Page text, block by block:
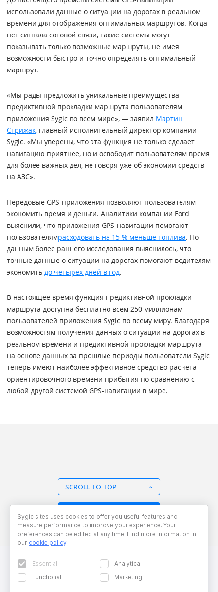
использовали данные о ситуации на дорогах в реальном
времени для отображения оптимальных маршрутов. Когда
нет сигнала сотовой связи, такие системы могут
показывать только возможные маршруты, не имея
возможности быстро и точно определять оптимальный
маршрут.
«Мы рады предложить уникальные преимущества
предиктивной прокладки маршрута пользователям
приложения Sygic во всем мире», — заявил Мартин
Стрижак, главный исполнительный директор компании
Sygic. «Мы уверены, что эта функция не только сделает
навигацию приятнее, но и освободит пользователям время
для более важных дел, не говоря уже об экономии средств
на АЗС».
Передовые GPS-приложения позволяют пользователям
экономить время и деньги. Аналитики компании Ford
выяснили, что приложения GPS-навигации помогают
пользователямрасходовать на 15 % меньше топлива. По
данным более раннего исследования выяснилось, что
точные данные о ситуации на дорогах помогают водителям
экономить до четырех дней в год.
В настоящее время функция предиктивной прокладки
маршрута доступна бесплатно всем 250 миллионам
пользователей приложения Sygic по всему миру. Благодаря
возможностям получения данных о ситуации на дорогах в
реальном времени и предиктивной прокладки маршрута
на основе данных за прошлые периоды пользователи Sygic
теперь имеют наиболее эффективное средство расчета
ориентировочного времени прибытия по сравнению с
любой другой системой GPS-навигации в мире.
SCROLL TO TOP
Sygic sites uses cookies to offer you useful features and
measure performance to improve your experience. Your
preferences can be edited at any time. Find more information in
our cookie policy.
Essential
Analytical
Functional
Marketing